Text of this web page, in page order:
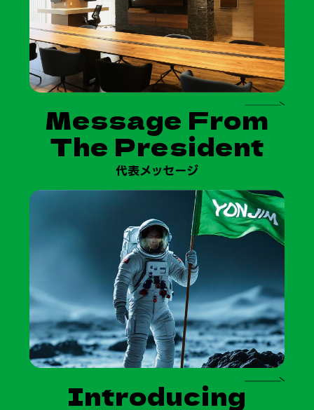
Message From
The President
代表メッセージ
Introducing